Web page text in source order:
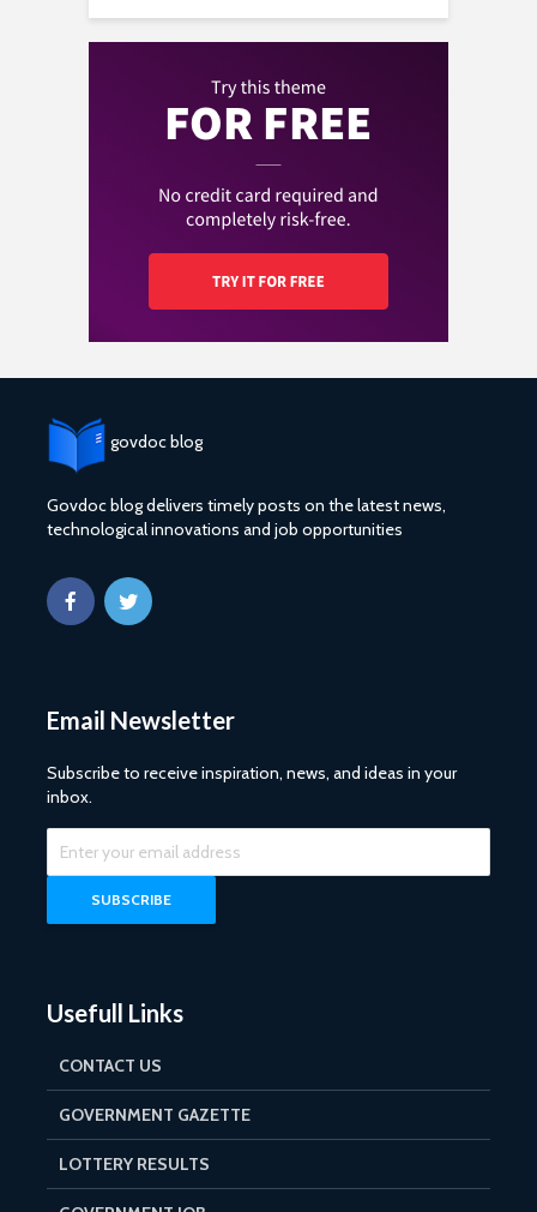
govdoc blog
Govdoc blog delivers timely posts on the latest news,
technological innovations and job opportunities
Email Newsletter
Subscribe to receive inspiration, news, and ideas in your
inbox.
Usefull Links
CONTACT US
GOVERNMENT GAZETTE
LOTTERY RESULTS